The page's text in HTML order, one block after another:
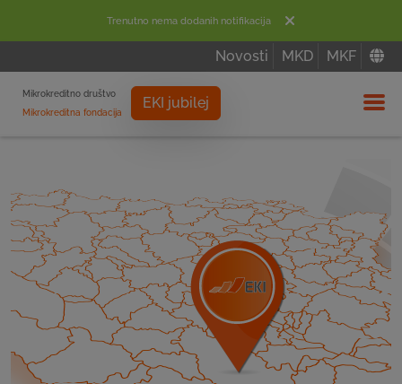
Trenutno nema dodanih notifikacija
Novosti MKD MKF
Mikrokreditno društvo
Mikrokreditna fondacija
EKI jubilej